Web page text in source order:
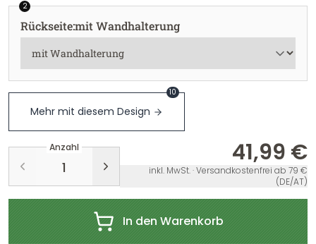
2
Rückseite:mit Wandhalterung
Mehr mit diesem Design
10
Anzahl 41,99 €
inkl. MwSt. · Versandkostenfrei ab 79 €
(DE/AT)
In den Warenkorb